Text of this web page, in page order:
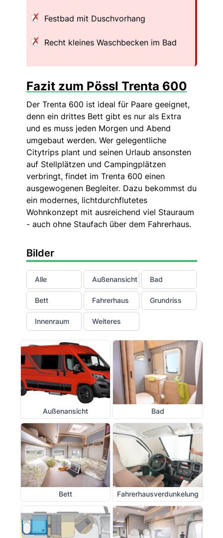
Festbad mit Duschvorhang
Recht kleines Waschbecken im Bad
Fazit zum Pössl Trenta 600
Der Trenta 600 ist ideal für Paare geeignet,
denn ein drittes Bett gibt es nur als Extra
und es muss jeden Morgen und Abend
umgebaut werden. Wer gelegentliche
Citytrips plant und seinen Urlaub ansonsten
auf Stellplätzen und Campingplätzen
verbringt, findet im Trenta 600 einen
ausgewogenen Begleiter. Dazu bekommst du
ein modernes, lichtdurchflutetes
Wohnkonzept mit ausreichend viel Stauraum
- auch ohne Staufach über dem Fahrerhaus.
Bilder
Alle Außenansicht Bad
Bett Fahrerhaus Grundriss
Innenraum Weiteres
Außenansicht Bad
Bett Fahrerhausverdunkelung